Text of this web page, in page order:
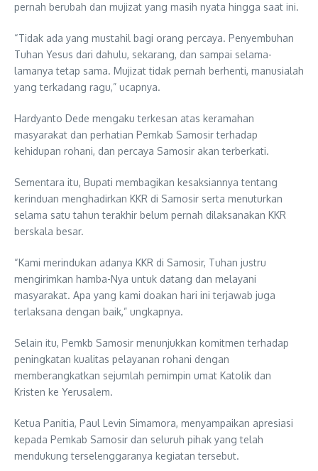
pernah berubah dan mujizat yang masih nyata hingga saat ini.
“Tidak ada yang mustahil bagi orang percaya. Penyembuhan
Tuhan Yesus dari dahulu, sekarang, dan sampai selama-
lamanya tetap sama. Mujizat tidak pernah berhenti, manusialah
yang terkadang ragu,” ucapnya.
Hardyanto Dede mengaku terkesan atas keramahan
masyarakat dan perhatian Pemkab Samosir terhadap
kehidupan rohani, dan percaya Samosir akan terberkati.
Sementara itu, Bupati membagikan kesaksiannya tentang
kerinduan menghadirkan KKR di Samosir serta menuturkan
selama satu tahun terakhir belum pernah dilaksanakan KKR
berskala besar.
“Kami merindukan adanya KKR di Samosir, Tuhan justru
mengirimkan hamba-Nya untuk datang dan melayani
masyarakat. Apa yang kami doakan hari ini terjawab juga
terlaksana dengan baik,” ungkapnya.
Selain itu, Pemkb Samosir menunjukkan komitmen terhadap
peningkatan kualitas pelayanan rohani dengan
memberangkatkan sejumlah pemimpin umat Katolik dan
Kristen ke Yerusalem.
Ketua Panitia, Paul Levin Simamora, menyampaikan apresiasi
kepada Pemkab Samosir dan seluruh pihak yang telah
mendukung terselenggaranya kegiatan tersebut.